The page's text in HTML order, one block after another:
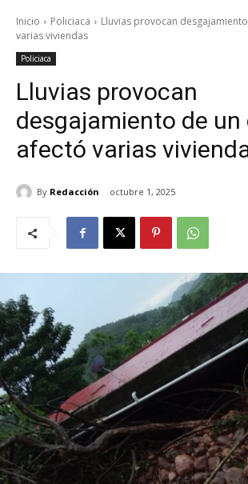
Inicio Policiaca
Lluvias provocan
varias viviendas
Policiaca
Lluvias provocan
desgajamiento de un
afectó varias
By Redacción octubre 1, 2025